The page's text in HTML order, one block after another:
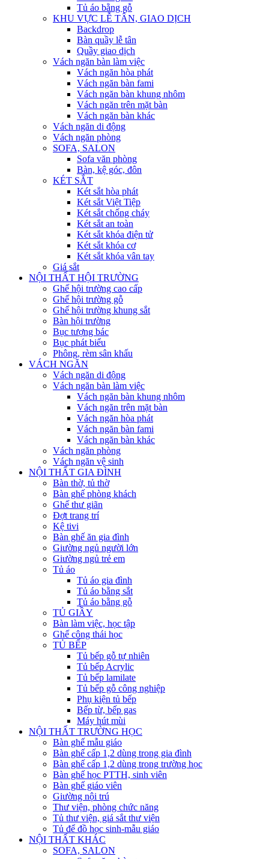
Tủ áo bằng gỗ
KHU VỰC LỄ TÂN, GIAO DỊCH
Backdrop
Bàn quầy lễ tân
Quầy giao dịch
Vách ngăn bàn làm việc
Vách ngăn hòa phát
Vách ngăn bàn fami
Vách ngăn bàn khung nhôm
Vách ngăn trên mặt bàn
Vách ngăn bàn khác
Vách ngăn di động
Vách ngăn phòng
SOFA, SALON
Sofa văn phòng
Bàn, kệ góc, đôn
KÉT SẮT
Két sắt hòa phát
Két sắt Việt Tiệp
Két sắt chống cháy
Két sắt an toàn
Két sắt khóa điện tử
Két sắt khóa cơ
Két sắt khóa vân tay
Giá sắt
NỘI THẤT HỘI TRƯỜNG
Ghế hội trường cao cấp
Ghế hội trường gỗ
Ghế hội trường khung sắt
Bàn hội trường
Bục tượng bác
Bục phát biểu
Phông, rèm sân khấu
VÁCH NGĂN
Vách ngăn di động
Vách ngăn bàn làm việc
Vách ngăn bàn khung nhôm
Vách ngăn trên mặt bàn
Vách ngăn hòa phát
Vách ngăn bàn fami
Vách ngăn bàn khác
Vách ngăn phòng
Vách ngăn vệ sinh
NỘI THẤT GIA ĐÌNH
Bàn thờ, tủ thờ
Bàn ghế phòng khách
Ghế thư giãn
Đợt trang trí
Kệ tivi
Bàn ghế ăn gia đình
Giường ngủ người lớn
Giường ngủ trẻ em
Tủ áo
Tủ áo gia đình
Tủ áo bằng sắt
Tủ áo bằng gỗ
TỦ GIẦY
Bàn làm việc, học tập
Ghế công thái học
TỦ BẾP
Tủ bếp gỗ tự nhiên
Tủ bếp Acrylic
Tủ bếp lamilate
Tủ bếp gỗ công nghiệp
Phụ kiện tủ bếp
Bếp từ, bếp gas
Máy hút mùi
NỘI THẤT TRƯỜNG HỌC
Bàn ghế mẫu giáo
Bàn ghế cấp 1,2 dùng trong gia đình
Bàn ghế cấp 1,2 dùng trong trường học
Bàn ghế học PTTH, sinh viên
Bàn ghế giáo viên
Giường nội trú
Thư viện, phòng chức năng
Tủ thư viện, giá sắt thư viện
Tủ để đồ học sinh-mẫu giáo
NỘI THẤT KHÁC
SOFA, SALON